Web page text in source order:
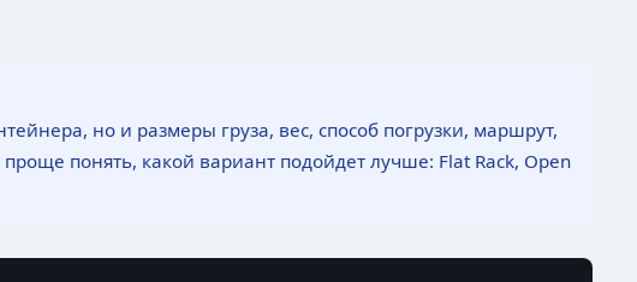
но и размеры груза, вес, способ погрузки, маршрут,
понять, какой вариант подойдет лучше: Flat Rack, Open